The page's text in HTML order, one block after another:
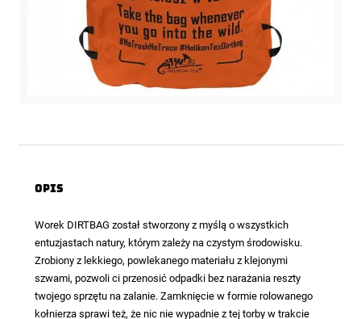
Opis
Worek DIRTBAG został stworzony z myślą o wszystkich
entuzjastach natury, którym zależy na czystym środowisku.
Zrobiony z lekkiego, powlekanego materiału z klejonymi
szwami, pozwoli ci przenosić odpadki bez narażania reszty
twojego sprzętu na zalanie. Zamknięcie w formie rolowanego
kołnierza sprawi też, że nic nie wypadnie z tej torby w trakcie